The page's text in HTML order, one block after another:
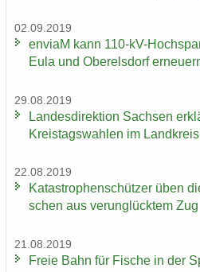
02.09.2019
en­viaM kann 110-​kV-
Eula und Ober­els­dorf
29.08.2019
Lan­des­di­rek­ti­on Sach­sen
Kreis­tags­wah­len im
22.08.2019
Ka­ta­stro­phen­schüt­zer üben
schen aus ver­un­glück­tem Zug
21.08.2019
Freie Bahn für Fi­sche in der